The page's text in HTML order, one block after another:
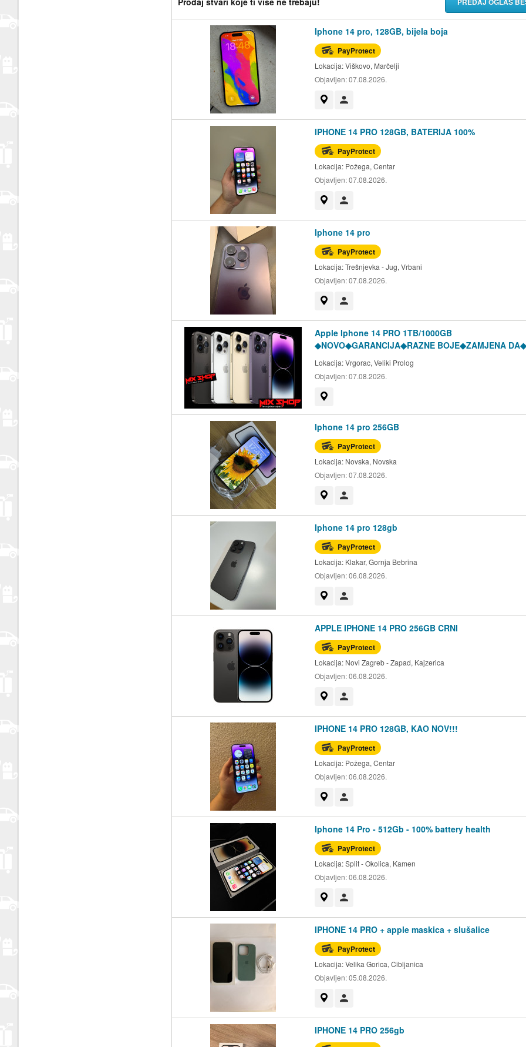
Iphone 14 pro, 128GB, bijela boja
PayProtect
Lokacija:Viškovo, Marčelji
Objavljen:07.08.2026.
IPHONE 14 PRO 128GB, BATERIJA 100%
PayProtect
Lokacija: Požega, Centar
Objavljen:07.08.2026.
Iphone 14 pro
PayProtect
Lokacija:Trešnjevka - Jug, Vrbani
Objavljen:07.08.2026.
Apple Iphone 14 PRO 1TB/1000GB
◆NOVO◆GARANCIJA◆RAZNE BOJE◆ZAMJENA DA◆
Lokacija:Vrgorac, Veliki Prolog
Objavljen:07.08.2026.
Iphone 14 pro 256GB
PayProtect
Lokacija: Novska, Novska
Objavljen:07.08.2026.
Iphone 14 pro 128gb
PayProtect
Lokacija: Klakar, Gornja Bebrina
Objavljen:06.08.2026.
APPLE IPHONE 14 PRO 256GB CRNI
PayProtect
Lokacija: Novi Zagreb - Zapad, Kajzerica
Objavljen:06.08.2026.
IPHONE 14 PRO 128GB, KAO NOV!!!
PayProtect
Lokacija: Požega, Centar
Objavljen:06.08.2026.
Iphone 14 Pro - 512Gb - 100% battery health
PayProtect
Lokacija:Split - Okolica, Kamen
Objavljen:06.08.2026.
IPHONE 14 PRO + apple maskica + slušalice
PayProtect
Lokacija:Velika Gorica, Cibljanica
Objavljen:05.08.2026.
IPHONE 14 PRO 256gb